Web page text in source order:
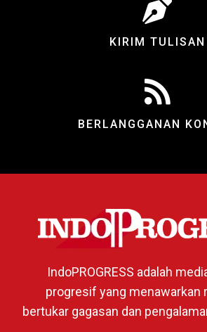
KIRIM TULISAN
BERLANGGANAN
IndoPROGRESS adalah
progresif yang menawarkan
bertukar gagasan dan